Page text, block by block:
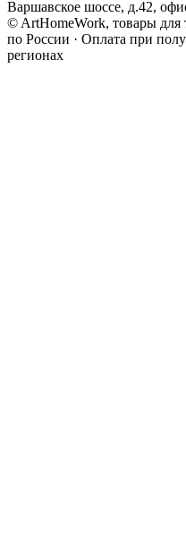
Варшавское шоссе, д.42,
© ArtHomeWork, товары для
по России · Оплата при
регионах